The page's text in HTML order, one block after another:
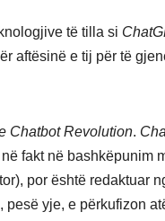
të tilla si
aftësinë e tij për të
Chatbot Revolution.
fakt në bashkëpunim
por është redaktuar
yje, e përkufizon